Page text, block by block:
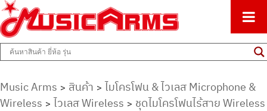
Music Arms
ศูนย์รวมครื่องดนตรีทุกชนิด ตั้งแต่เริ่มต้นถึงมืออาชีพ
Music Arms > สินค้า > ไมโครโฟน & ไวเลส Microphone &
Wireless > ไวเลส Wireless > ชุดไมโครโฟนไร้สาย Wireless